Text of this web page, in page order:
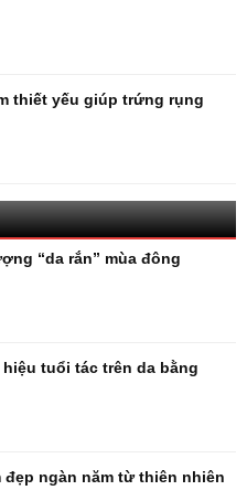
thiết yếu giúp trứng rụng
“da rắn” mùa đông
tuổi tác trên da bằng
đẹp ngàn năm từ thiên nhiên